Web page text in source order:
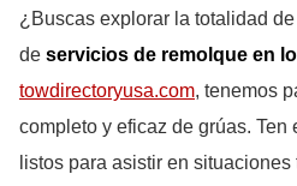
¿Buscas explorar la totalidad
de servicios de remolque en
towdirectoryusa.com, tenemos
completo y eficaz de grúas. Ten
listos para asistir en